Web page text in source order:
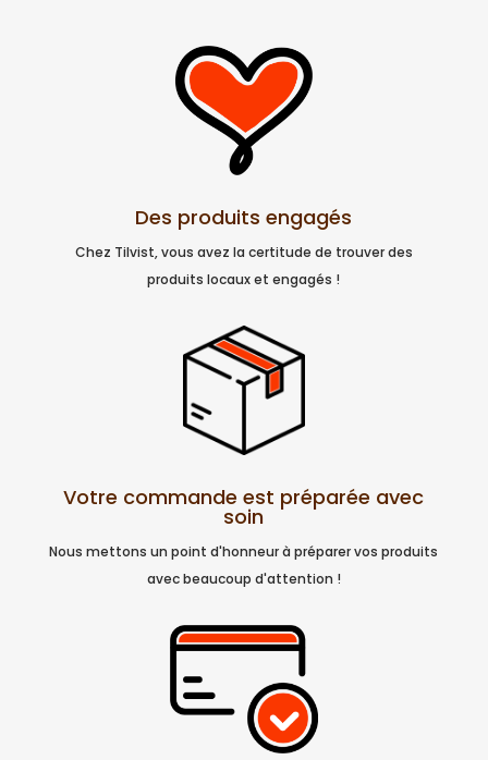
Des produits engagés
Chez Tilvist, vous avez la certitude de trouver des
produits locaux et engagés !
Votre commande est préparée avec
soin
Nous mettons un point d'honneur à préparer vos produits
avec beaucoup d'attention !